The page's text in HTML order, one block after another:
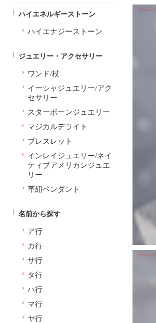
ハイエネルギーストーン
ハイエナジーストーン
ジュエリー・アクセサリー
ワンド/杖
イーシャジュエリー/アク
セサリー
スターボーンジュエリー
マジカルデライト
ブレスレット
インレイジュエリー/ネイ
ティブアメリカンジュエ
リー
革紐ペンダント
名前から探す
ア行
カ行
サ行
タ行
ハ行
マ行
ヤ行